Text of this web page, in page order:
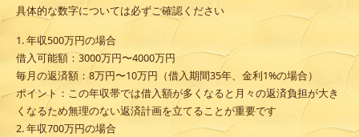
具体的な数字については必ずご確認ください
1. 年収500万円の場合
借入可能額 ：3000万円〜4000万円
毎月の返済額：8万円〜10万円（借入期間35年、金利1%の場合）
ポイント：この年収帯では借入額が多くなると月々の返済負担が大き
くなるため無理のない返済計画を立てることが重要です
2. 年収700万円の場合